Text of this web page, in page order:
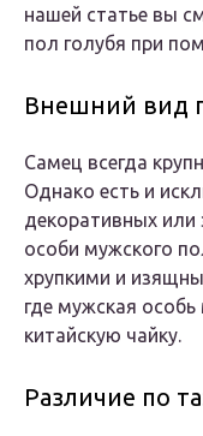
нашей статье вы
пол голубя при
Внешний вид
Самец всегда
Однако есть и
декоративных или
особи мужского
хрупкими и
где мужская
китайскую чайку.
Различие по